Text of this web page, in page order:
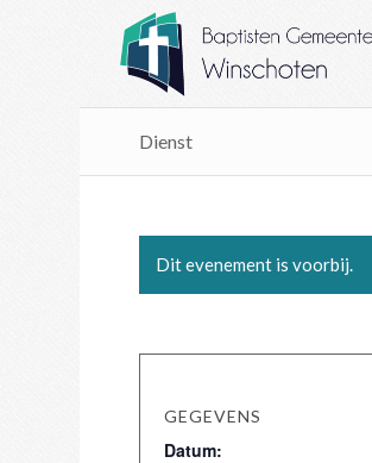
Dienst
Dit evenement is voorbij.
GEGEVENS
Datum: